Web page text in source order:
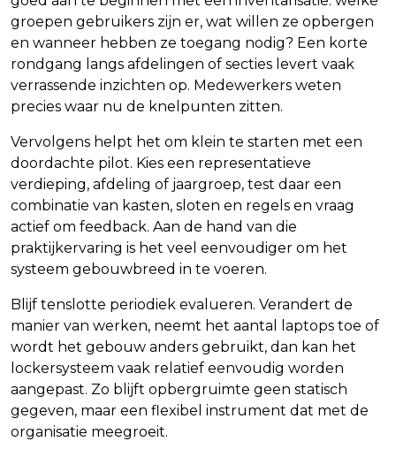
groepen gebruikers zijn er, wat willen ze opbergen
en wanneer hebben ze toegang nodig? Een korte
rondgang langs afdelingen of secties levert vaak
verrassende inzichten op. Medewerkers weten
precies waar nu de knelpunten zitten.
Vervolgens helpt het om klein te starten met een
doordachte pilot. Kies een representatieve
verdieping, afdeling of jaargroep, test daar een
combinatie van kasten, sloten en regels en vraag
actief om feedback. Aan de hand van die
praktijkervaring is het veel eenvoudiger om het
systeem gebouwbreed in te voeren.
Blijf tenslotte periodiek evalueren. Verandert de
manier van werken, neemt het aantal laptops toe of
wordt het gebouw anders gebruikt, dan kan het
lockersysteem vaak relatief eenvoudig worden
aangepast. Zo blijft opbergruimte geen statisch
gegeven, maar een flexibel instrument dat met de
organisatie meegroeit.